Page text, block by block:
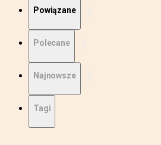
Powiązane
Polecane
Najnowsze
Tagi